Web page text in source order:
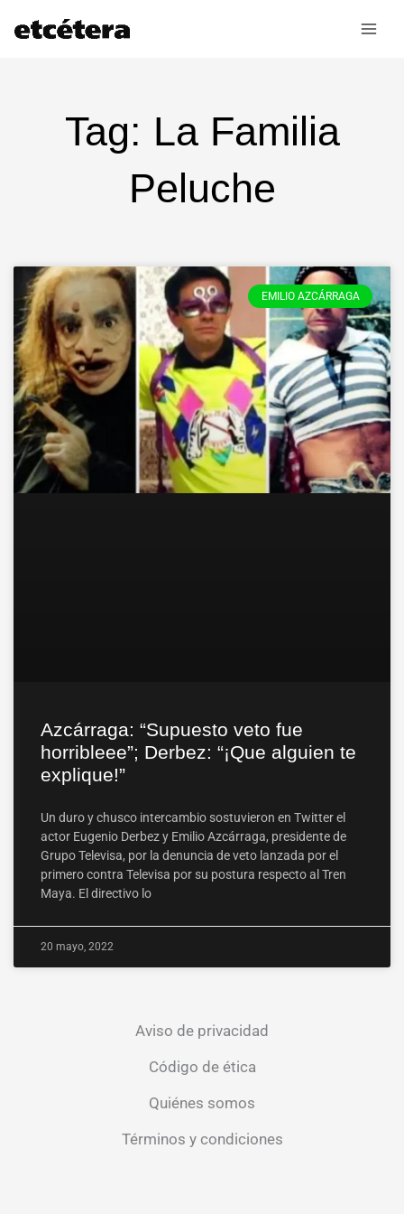
Tag: La Familia
Peluche
EMILIO AZCÁRRAGA
Azcárraga: “Supuesto veto fue
horribleee”; Derbez: “¡Que alguien te
explique!”
Un duro y chusco intercambio sostuvieron en Twitter el
actor Eugenio Derbez y Emilio Azcárraga, presidente de
Grupo Televisa, por la denuncia de veto lanzada por el
primero contra Televisa por su postura respecto al Tren
Maya. El directivo lo
20 mayo, 2022
Aviso de privacidad
Código de ética
Quiénes somos
Términos y condiciones